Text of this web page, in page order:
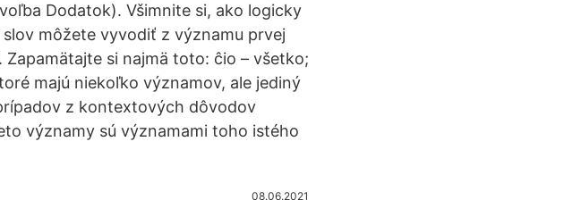
Dodatok). Všimnite si, ako logicky
môžete vyvodiť z významu prvej
si najmä toto: ĉio – všetko;
majú niekoľko významov, ale jediný
z kontextových dôvodov
významy sú významami toho istého
08.06.2021